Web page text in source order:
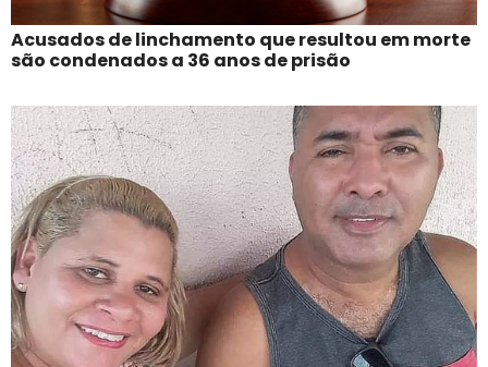
Acusados de linchamento que resultou em morte
são condenados a 36 anos de prisão